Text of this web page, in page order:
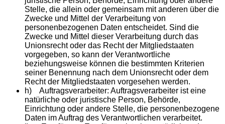
Stelle, die allein oder gemeinsam mit anderen über die
Zwecke und Mittel der Verarbeitung von
personenbezogenen Daten entscheidet. Sind die
Zwecke und Mittel dieser Verarbeitung durch das
Unionsrecht oder das Recht der Mitgliedstaaten
vorgegeben, so kann der Verantwortliche
beziehungsweise können die bestimmten Kriterien
seiner Benennung nach dem Unionsrecht oder dem
Recht der Mitgliedstaaten vorgesehen werden.
h) Auftragsverarbeiter: Auftragsverarbeiter ist eine
natürliche oder juristische Person, Behörde,
Einrichtung oder andere Stelle, die personenbezogene
Daten im Auftrag des Verantwortlichen verarbeitet.